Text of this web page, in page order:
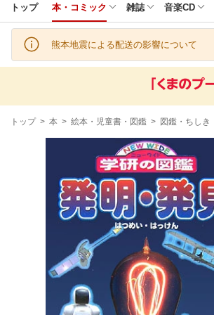
トップ 本・コミック 雑誌 音楽CD
熊本地震による配送の影響について
現
トップ > 本 > 絵本・児童書・図鑑 > 図鑑・ちしき